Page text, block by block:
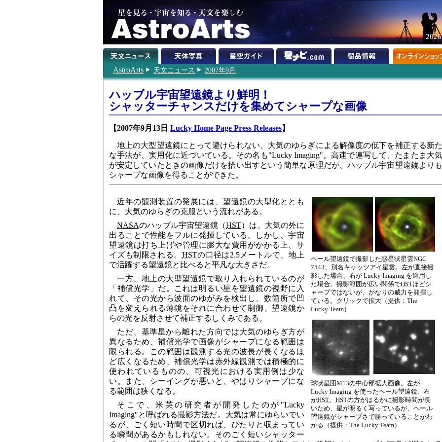
AstroArts 天文ニュース 2007年9月
ハッブル宇宙望遠鏡より鮮明！
シャッターチャンスだけを集めてシャープな画像
【2007年9月13日 Lucky Home Page Press Releases】
地上の大型望遠鏡にとって避けられない、大気のゆらぎによる解像度の低下を補正する新た
な手法が、実用化に近づいている。その名も"Lucky Imaging"。高速で連写して、たまたま大気
が安定していたときの画像だけを拾い出すという簡単な原理だが、ハッブル宇宙望遠鏡よりも
シャープな画像を得ることができた。
ヘール望遠鏡で撮影した惑星状星雲NGC
7543、別名キャッツアイ星雲。左が直接撮
影した場合、右が Lucky Imaging を適用し
た場合。撮影範囲が広い関係でHSTほどシ
ャープではないが、かなりの威力を発揮し
ている。クリックで拡大（提供：The
Lucky Team）
球状星団M13の中心部拡大画像。左が
Lucky Imaging を使ったヘール望遠鏡、右
がHST。HSTの方がはるかに撮影時間が長
いため、星が明るく写っているが、ヘール
望遠鏡がシャープさで勝っていることがわ
かる（提供：The Lucky Team）
近年の観測装置の発展には、望遠鏡の大型化ととも
に、大気のゆらぎの克服という流れがある。
NASAのハッブル宇宙望遠鏡（HST）は、大気の外に
出ることで性能をフルに発揮している。しかし、宇宙
望遠鏡は打ち上げや管理に膨大な費用がかかる上、サ
イズも制限される。 HSTの口径は2.5メートルで、地上
で活躍する望遠鏡と比べると平凡な大きさだ。
一方、地上の大型望遠鏡で取り入れられているのが
「補償光学」だ。これは明るい星を望遠鏡の視野に入
れて、その光から波面のゆがみを検出し、数箇所で凹
凸を変えられる薄鏡をそれに合わせて制御、望遠鏡か
らの光を反射させて補正するしくみである。
ただ、基準星から離れた方向では大気のゆらぎ方が
異なるため、補償光学で画像がシャープになる範囲は
限られる。この範囲は観測する光の波長が長くなるほ
ど広くなるため、補償光学は赤外線観測では積極的に
使われているものの、可視光における実用例は少な
い。また、シーイングが悪いと、やはりシャープにな
る範囲は狭くなる。
そこで、米英の研究者が開発したのが"Lucky
Imaging"と呼ばれる撮影方法だ。大気は常にゆらいでい
るが、ごく短い時間で区切れば、ぴたりと収まってい
る瞬間があるかもしれない。そのごく短いシャッター